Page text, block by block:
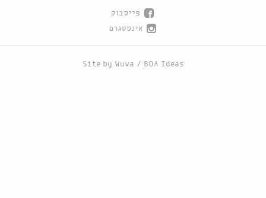
פייסבוק
אינסטגרם
Site by Wuwa / BOA Ideas